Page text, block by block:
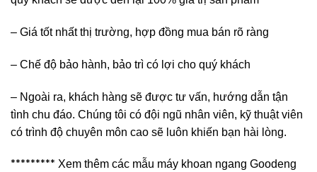
– Giá tốt nhất thị trường, hợp đồng mua bán rõ ràng
– Chế độ bảo hành, bảo trì có lợi cho quý khách
– Ngoài ra, khách hàng sẽ được tư vấn, hướng dẫn tận
tình chu đáo. Chúng tôi có đội ngũ nhân viên, kỹ thuật viên
có trình độ chuyên môn cao sẽ luôn khiến bạn hài lòng.
********* Xem thêm các mẫu máy khoan ngang Goodeng